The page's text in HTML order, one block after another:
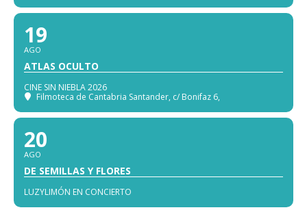
19
AGO
ATLAS OCULTO
CINE SIN NIEBLA 2026
Filmoteca de Cantabria Santander, c/ Bonifaz 6,
20
AGO
DE SEMILLAS Y FLORES
LUZYLIMÓN EN CONCIERTO